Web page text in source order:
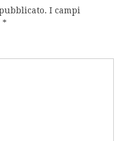
I campi
*